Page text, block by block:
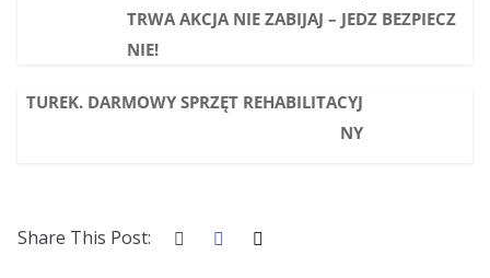
TRWA AKCJA NIE ZABIJAJ – JEDZ BEZPIECZ
NIE!
TUREK. DARMOWY SPRZĘT REHABILITACYJ
NY
Share This Post: